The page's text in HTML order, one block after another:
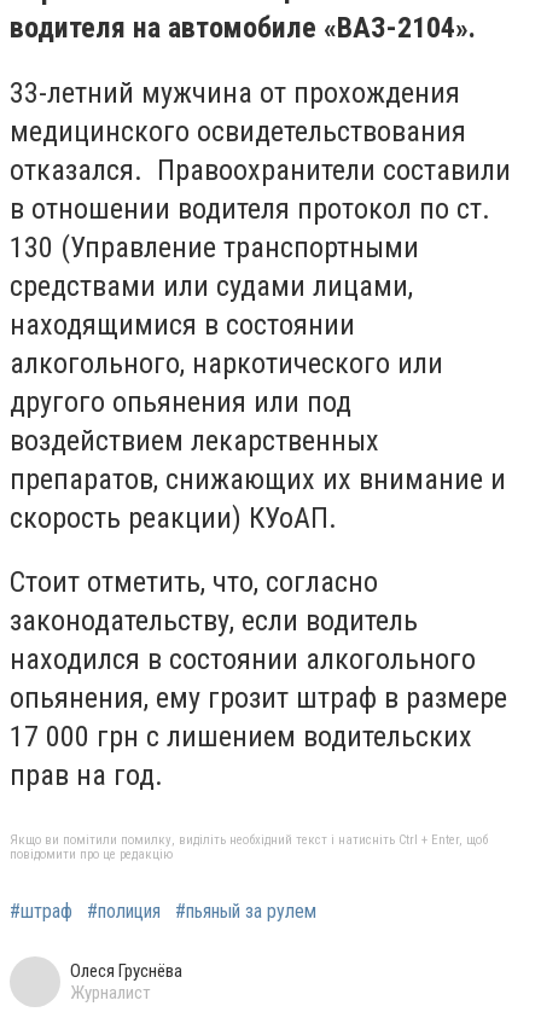
водителя на автомобиле «ВАЗ-2104».
33-летний мужчина от прохождения
медицинского освидетельствования
отказался. Правоохранители составили
в отношении водителя протокол по ст.
130 (Управление транспортными
средствами или судами лицами,
находящимися в состоянии
алкогольного, наркотического или
другого опьянения или под
воздействием лекарственных
препаратов, снижающих их внимание и
скорость реакции) КУоАП.
Стоит отметить, что, согласно
законодательству, если водитель
находился в состоянии алкогольного
опьянения, ему грозит штраф в размере
17 000 грн с лишением водительских
прав на год.
Якщо ви помітили помилку, виділіть необхідний текст і натисніть Ctrl + Enter, щоб
повідомити про це редакцію
#штраф #полиция #пьяный за рулем
Олеся Груснёва
Журналист